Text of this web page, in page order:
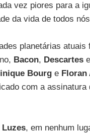
vez piores para a
da vida de todos
planetárias
Bacon, Descartes e
Bourg e Floran
com a assinatura
Luzes, em nenhum